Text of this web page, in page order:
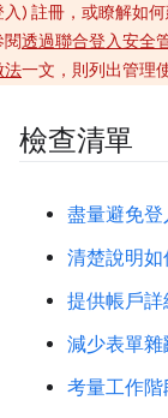
入) 註冊，或瞭解如
閱透過聯合登入安全
法一文，則列出管理
檢查清單
盡量避免登
清楚說明
提供帳戶
減少表單雜
考量工作